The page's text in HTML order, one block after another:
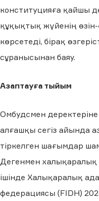
конституцияға қайшы
құқықтық жүйенің
көрсетеді, бірақ
сұранысынан баяу.
Азаптауға тыйым
Омбудсмен
алғашқы сегіз айында
тіркелген шағымдар
Дегенмен
ішінде Халықаралық
федерациясы (FIDH)